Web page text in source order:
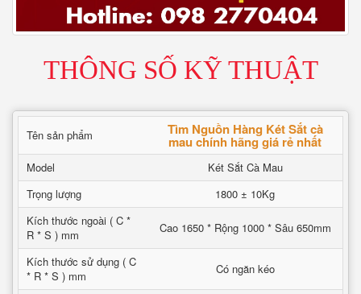
THÔNG SỐ KỸ THUẬT
Tên sản phẩm Tìm Nguồn Hàng Két Sắt cà
mau chính hãng giá rẻ nhất
Model
Két Sắt Cà Mau
Trọng lượng
1800 ± 10Kg
Kích thước ngoài ( C *
R * S ) mm
Cao 1650 * Rộng 1000 * Sâu 650mm
Kích thước sử dụng ( C
* R * S ) mm
Có ngăn kéo